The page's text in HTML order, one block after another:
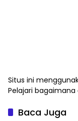
Situs ini
Pelajari
Baca Juga